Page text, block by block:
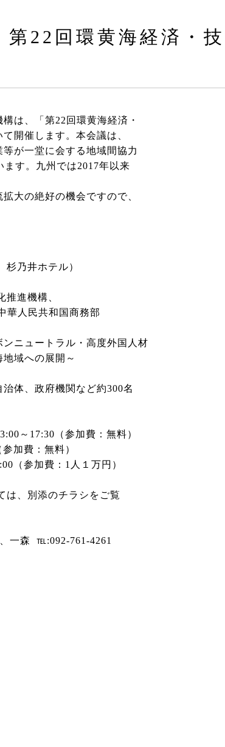
第22回環黄海経済・
は、「第22回環黄海経済・
開催します。本会議は、
が一堂に会する地域間協力
す。九州では2017年以来
大の絶好の機会ですので、
乃井ホテル）
進機構、
人民共和国商務部
ニュートラル・高度外国人材
域への展開～
体、政府機関など約300名
～17:30（参加費：無料）
加費：無料）
（参加費：1人１万円）
は、別添のチラシをご覧
一森 ℡:092-761-4261